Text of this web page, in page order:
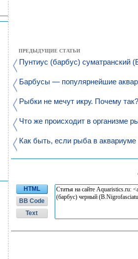
ПРЕДЫДУЩИЕ СТАТЬИ
Пунтиус (барбус) суматранский
Барбусы — популярнейшие
Рыбки не мечут икру. Почему так?
Что же происходит в организме
Как быть, если рыба в аквариуме
HTML
BB Code
Text